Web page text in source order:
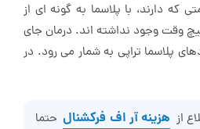
که دارند، با پلاسما به گونه ای از
وقت وجود نداشته اند. درمان جای
پلاسما تراپی به شمار می رود. در
از هزینه آر اف فرکشنال حتما